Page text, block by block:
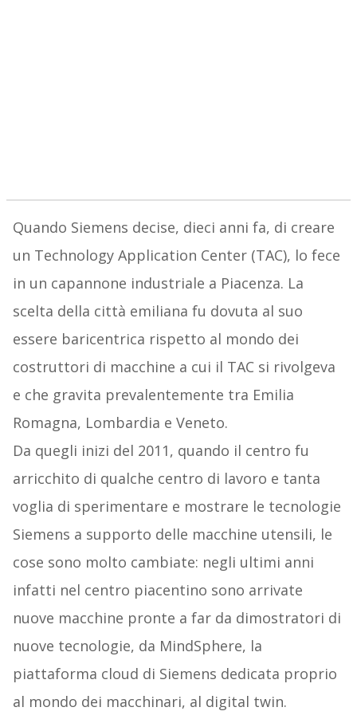
Quando Siemens decise, dieci anni fa, di creare
un Technology Application Center (TAC), lo fece
in un capannone industriale a Piacenza. La
scelta della città emiliana fu dovuta al suo
essere baricentrica rispetto al mondo dei
costruttori di macchine a cui il TAC si rivolgeva
e che gravita prevalentemente tra Emilia
Romagna, Lombardia e Veneto.
Da quegli inizi del 2011, quando il centro fu
arricchito di qualche centro di lavoro e tanta
voglia di sperimentare e mostrare le tecnologie
Siemens a supporto delle macchine utensili, le
cose sono molto cambiate: negli ultimi anni
infatti nel centro piacentino sono arrivate
nuove macchine pronte a far da dimostratori di
nuove tecnologie, da MindSphere, la
piattaforma cloud di Siemens dedicata proprio
al mondo dei macchinari, al digital twin.